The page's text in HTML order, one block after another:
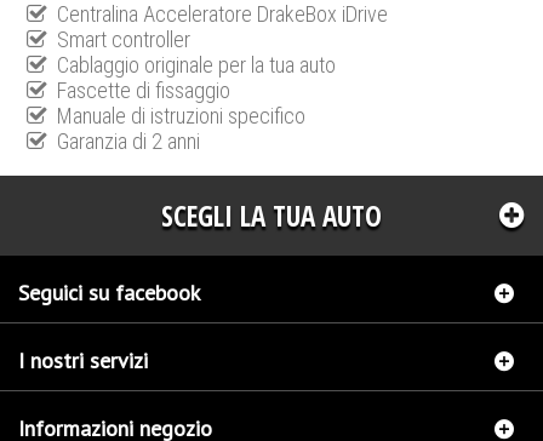
Centralina Acceleratore DrakeBox iDrive
Smart controller
Cablaggio originale per la tua auto
Fascette di fissaggio
Manuale di istruzioni specifico
Garanzia di 2 anni
SCEGLI LA TUA AUTO
Seguici su facebook
I nostri servizi
Informazioni negozio